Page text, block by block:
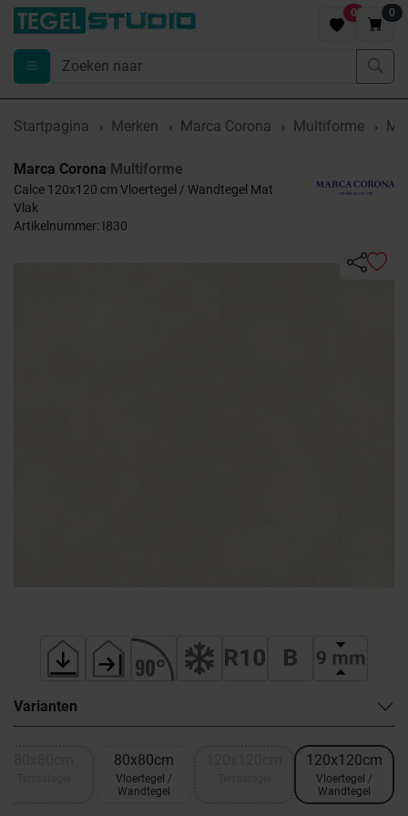
0 0
Startpagina Merken Marca Corona Multiforme
Marca Corona Multiforme
Calce 120x120 cm Vloertegel / Wandtegel Mat
Vlak
Artikelnummer: I830
Varianten
80x80cm
Vloertegel /
Wandtegel
120x120cm
Vloertegel /
Wandtegel